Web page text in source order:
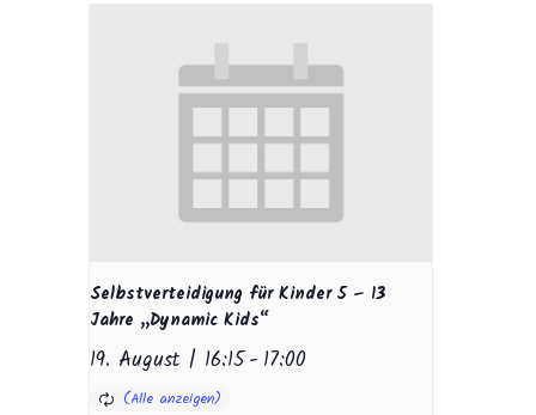
Selbstverteidigung für Kinder 5 – 13
Jahre „Dynamic Kids“
19. August | 16:15-17:00